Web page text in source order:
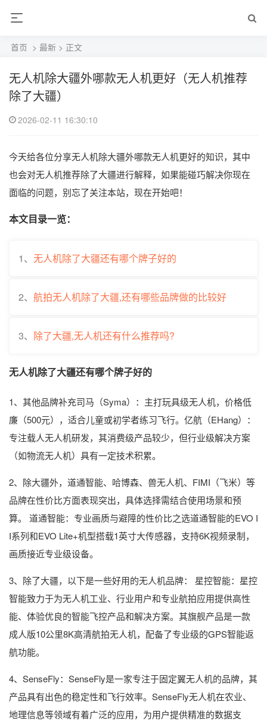
首页 > 最新 > 正文
无人机除大疆外哪款无人机更好（无人机推荐
除了大疆）
2026-02-11 16:30:10
今天给各位分享无人机除大疆外哪款无人机更好的知识，其中
也会对无人机推荐除了大疆进行解释，如果能碰巧解决你现在
面临的问题，别忘了关注本站，现在开始吧！
本文目录一览：
1、 无人机除了大疆还有哪个牌子好的
2、 航拍无人机除了大疆,还有哪些品牌做的比较好
3、 除了大疆,无人机还有什么推荐吗?
无人机除了大疆还有哪个牌子好的
1、其他品牌补充司马（Syma）：主打玩具级无人机，价格低
廉（500元），适合儿童或初学者练习飞行。亿航（EHang）：
专注载人无人机研发，其消费级产品较少，但行业级解决方案
（如物流无人机）具有一定技术积累。
2、除大疆外，道通智能、哈博森、兽无人机、FIMI（飞米）等
品牌在性价比方面表现突出，具体选择需结合使用场景和预
算。 道通智能：专业画质与避障的性价比之选道通智能的EVO I
I系列和EVO Lite+机型搭载1英寸大传感器，支持6K视频录制，
画质接近专业级设备。
3、除了大疆，以下是一些好用的无人机品牌： 星控智能：星控
智能致力于为无人机工业、行业用户和专业航拍应用提供高性
能、体验优良的智能飞控产品和解决方案。其旗舰产品是一款
成人版10公里8K高清航拍无人机，配备了专业级的GPS智能返
航功能。
4、SenseFly：SenseFly是一家专注于固定翼无人机的品牌，其
产品具有出色的稳定性和飞行效率。SenseFly无人机在农业、
地理信息等领域有着广泛的应用，为用户提供精准的数据支